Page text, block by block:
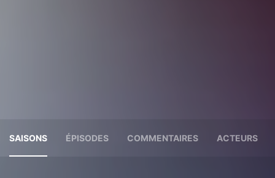
SAISONS ÉPISODES COMMENTAIRES ACTEURS